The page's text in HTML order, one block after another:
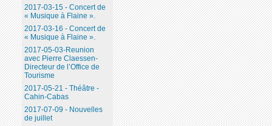
2017-03-15 - Concert de
« Musique à Flaine ».
2017-03-16 - Concert de
« Musique à Flaine ».
2017-05-03-Reunion
avec Pierre Claessen-
Directeur de l’Office de
Tourisme
2017-05-21 - Théâtre -
Cahin-Cabas
2017-07-09 - Nouvelles
de juillet